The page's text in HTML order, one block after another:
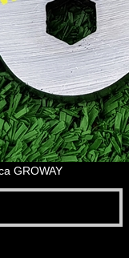
GROWAY